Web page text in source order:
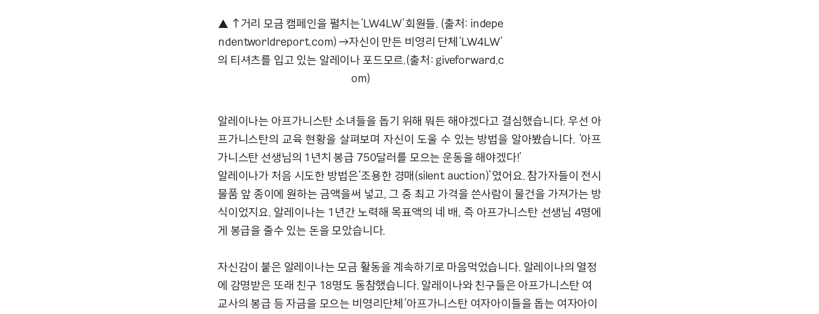
▲ ↑거리 모금 캠페인을 펼치는‘LW4LW’회원들. (출처: indepe
ndentworldreport.com) →자신이 만든 비영리 단체‘LW4LW’
의 티셔츠를 입고 있는 알레이나 포드모르.(출처: giveforward.c
om)
알레이나는 아프가니스탄 소녀들을 돕기 위해 뭐든 해야겠다고 결심했습니다. 우선 아
프가니스탄의 교육 현황을 살펴보며 자신이 도울 수 있는 방법을 알아봤습니다. ‘아프
가니스탄 선생님의 1년치 봉급 750달러를 모으는 운동을 해야겠다!’
알레이나가 처음 시도한 방법은‘조용한 경매(silent auction)’였어요. 참가자들이 전시
물품 앞 종이에 원하는 금액을써 넣고, 그 중 최고 가격을 쓴사람이 물건을 가져가는 방
식이었지요. 알레이나는 1년간 노력해 목표액의 네 배, 즉 아프가니스탄 선생님 4명에
게 봉급을 줄수 있는 돈을 모았습니다.
자신감이 붙은 알레이나는 모금 활동을 계속하기로 마음먹었습니다. 알레이나의 열정
에 감명받은 또래 친구 18명도 동참했습니다. 알레이나와 친구들은 아프가니스탄 여
교사의 봉급 등 자금을 모으는 비영리단체‘아프가니스탄 여자아이들을 돕는 여자아이